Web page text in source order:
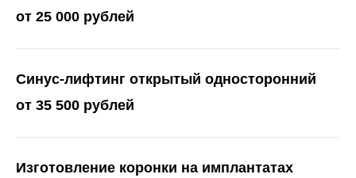
от 25 000 рублей
Синус-лифтинг открытый односторонний
от 35 500 рублей
Изготовление коронки на имплантатах